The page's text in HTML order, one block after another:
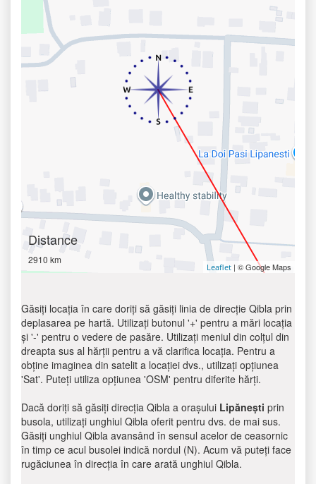
Distance
2910 km
Leaflet | © Google Maps
Găsiți locația în care doriți să găsiți linia de direcție Qibla prin
deplasarea pe hartă. Utilizați butonul '+' pentru a mări locația
și '-' pentru o vedere de pasăre. Utilizați meniul din colțul din
dreapta sus al hărții pentru a vă clarifica locația. Pentru a
obține imaginea din satelit a locației dvs., utilizați opțiunea
'Sat'. Puteți utiliza opțiunea 'OSM' pentru diferite hărți.
Dacă doriți să găsiți direcția Qibla a orașului Lipăneşti prin
busola, utilizați unghiul Qibla oferit pentru dvs. de mai sus.
Găsiți unghiul Qibla avansând în sensul acelor de ceasornic
în timp ce acul busolei indică nordul (N). Acum vă puteți face
rugăciunea în direcția în care arată unghiul Qibla.